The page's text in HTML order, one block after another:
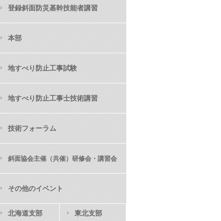
登録斜面防災基幹技能者講習
本部
地すべり防止工事試験
地すべり防止工事士技術講習
技術フォーラム
斜面協会主催（共催）研修会・講習会
その他のイベント
北海道支部 東北支部